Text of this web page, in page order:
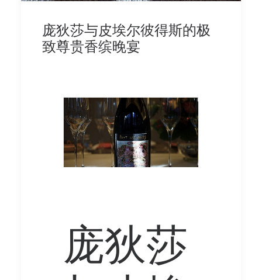
庞狄莎与皮埃尔彼得斯的极
致尊贵香缤晚宴
庞狄莎